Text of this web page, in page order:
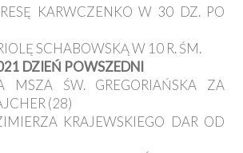
KARWCZENKO W 30 DZ. PO
SCHABOWSKĄ W 10 R. ŚM.
DZIEŃ POWSZEDNI
MSZA ŚW. GREGORIAŃSKA ZA
(28)
KRAJEWSKIEGO DAR OD